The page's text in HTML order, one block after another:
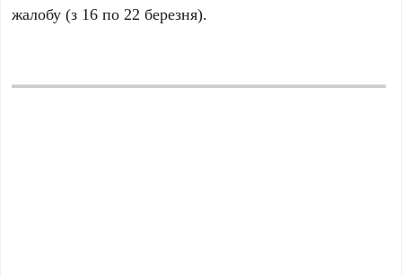
жалобу (з 16 по 22 березня).